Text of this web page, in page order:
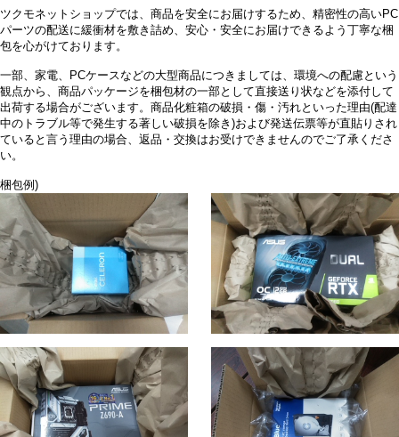
ツクモネットショップでは、商品を安全にお届けするため、精密性の高いPC
パーツの配送に緩衝材を敷き詰め、安心・安全にお届けできるよう丁寧な梱
包を心がけております。
一部、家電、PCケースなどの大型商品につきましては、環境への配慮という
観点から、商品パッケージを梱包材の一部として直接送り状などを添付して
出荷する場合がございます。商品化粧箱の破損・傷・汚れといった理由(配達
中のトラブル等で発生する著しい破損を除き)および発送伝票等が直貼りされ
ていると言う理由の場合、返品・交換はお受けできませんのでご了承くださ
い。
梱包例)